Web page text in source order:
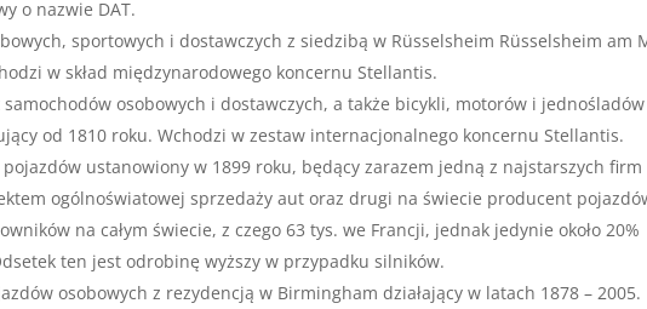
o nazwie DAT.
sportowych i dostawczych z siedzibą w Rüsselsheim Rüsselsheim am
w skład międzynarodowego koncernu Stellantis.
samochodów osobowych i dostawczych, a także bicykli, motorów i jednośladów
od 1810 roku. Wchodzi w zestaw internacjonalnego koncernu Stellantis.
ustanowiony w 1899 roku, będący zarazem jedną z najstarszych firm
ogólnoświatowej sprzedaży aut oraz drugi na świecie producent
na całym świecie, z czego 63 tys. we Francji, jednak jedynie około 20%
ten jest odrobinę wyższy w przypadku silników.
osobowych z rezydencją w Birmingham działający w latach 1878 – 2005.